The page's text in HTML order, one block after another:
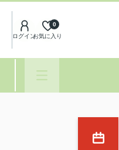
ログインお気に入り
0